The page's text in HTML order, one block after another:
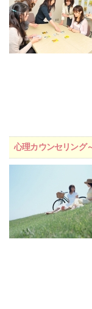
心理カウンセリング